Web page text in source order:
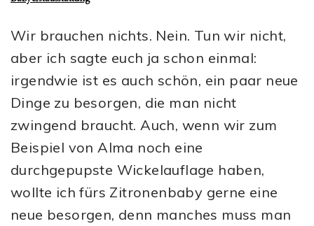
Wir brauchen nichts. Nein. Tun wir nicht,
aber ich sagte euch ja schon einmal:
irgendwie ist es auch schön, ein paar neue
Dinge zu besorgen, die man nicht
zwingend braucht. Auch, wenn wir zum
Beispiel von Alma noch eine
durchgepupste Wickelauflage haben,
wollte ich fürs Zitronenbaby gerne eine
neue besorgen, denn manches muss man